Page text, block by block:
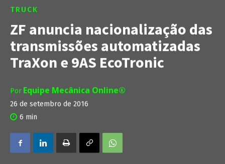
TRUCK
ZF anuncia nacionalização das
transmissões automatizadas
TraXon e 9AS EcoTronic
Por Equipe Mecânica Online®
26 de setembro de 2016
6 min